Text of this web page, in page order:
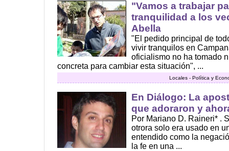
"Vamos a trabajar
tranquilidad a los
Abella
"El pedido principal de
vivir tranquilos en
oficialismo no ha tomado
concreta para cambiar esta situación", ...
Locales - Política y
En Diálogo: La
que adoraron y
Por Mariano D. Raineri* .
otrora solo era usado en
entendido como la
la fe en una ...